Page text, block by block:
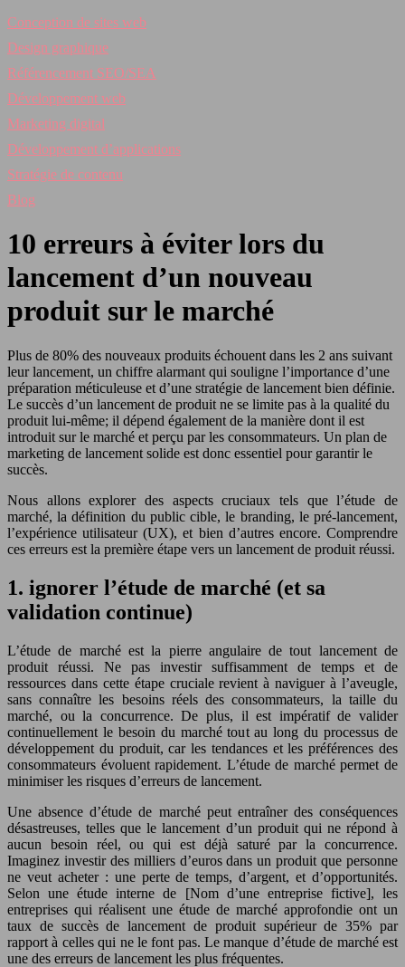
Conception de sites web
Design graphique
Référencement SEO/SEA
Développement web
Marketing digital
Développement d’applications
Stratégie de contenu
Blog
10 erreurs à éviter lors du
lancement d’un nouveau
produit sur le marché
Plus de 80% des nouveaux produits échouent dans les 2 ans suivant
leur lancement, un chiffre alarmant qui souligne l’importance d’une
préparation méticuleuse et d’une stratégie de lancement bien définie.
Le succès d’un lancement de produit ne se limite pas à la qualité du
produit lui-même; il dépend également de la manière dont il est
introduit sur le marché et perçu par les consommateurs. Un plan de
marketing de lancement solide est donc essentiel pour garantir le
succès.
Nous allons explorer des aspects cruciaux tels que l’étude de
marché, la définition du public cible, le branding, le pré-lancement,
l’expérience utilisateur (UX), et bien d’autres encore. Comprendre
ces erreurs est la première étape vers un lancement de produit réussi.
1. ignorer l’étude de marché (et sa
validation continue)
L’étude de marché est la pierre angulaire de tout lancement de
produit réussi. Ne pas investir suffisamment de temps et de
ressources dans cette étape cruciale revient à naviguer à l’aveugle,
sans connaître les besoins réels des consommateurs, la taille du
marché, ou la concurrence. De plus, il est impératif de valider
continuellement le besoin du marché tout au long du processus de
développement du produit, car les tendances et les préférences des
consommateurs évoluent rapidement. L’étude de marché permet de
minimiser les risques d’erreurs de lancement.
Une absence d’étude de marché peut entraîner des conséquences
désastreuses, telles que le lancement d’un produit qui ne répond à
aucun besoin réel, ou qui est déjà saturé par la concurrence.
Imaginez investir des milliers d’euros dans un produit que personne
ne veut acheter : une perte de temps, d’argent, et d’opportunités.
Selon une étude interne de [Nom d’une entreprise fictive], les
entreprises qui réalisent une étude de marché approfondie ont un
taux de succès de lancement de produit supérieur de 35% par
rapport à celles qui ne le font pas. Le manque d’étude de marché est
une des erreurs de lancement les plus fréquentes.